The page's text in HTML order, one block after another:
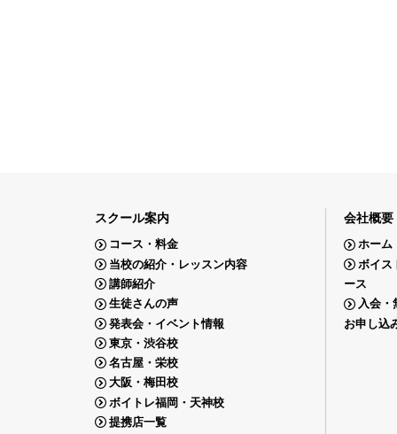
スクール案内
コース・料金
当校の紹介・レッスン内容
講師紹介
生徒さんの声
発表会・イベント情報
東京・渋谷校
名古屋・栄校
大阪・梅田校
ボイトレ福岡・天神校
提携店一覧
会社概要
ホーム
ボイス
ース
入会・
お申し込